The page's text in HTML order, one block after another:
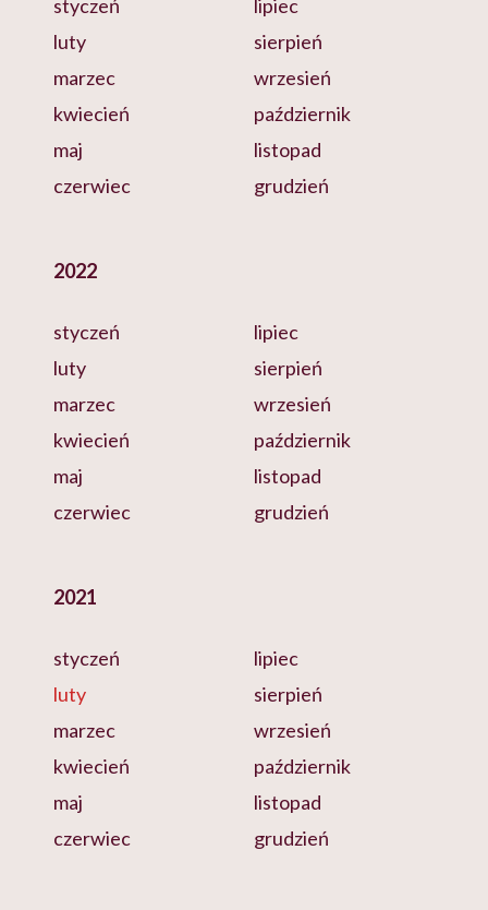
styczeń
luty
marzec
kwiecień
maj
czerwiec
lipiec
sierpień
wrzesień
październik
listopad
grudzień
2022
styczeń
luty
marzec
kwiecień
maj
czerwiec
lipiec
sierpień
wrzesień
październik
listopad
grudzień
2021
styczeń
luty
marzec
kwiecień
maj
czerwiec
lipiec
sierpień
wrzesień
październik
listopad
grudzień